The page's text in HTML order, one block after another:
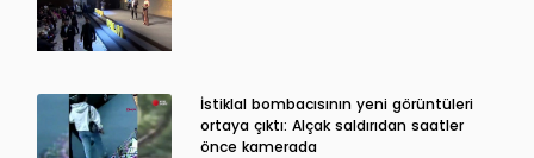
İstiklal bombacısının yeni görüntüleri
ortaya çıktı: Alçak saldırıdan saatler
önce kamerada